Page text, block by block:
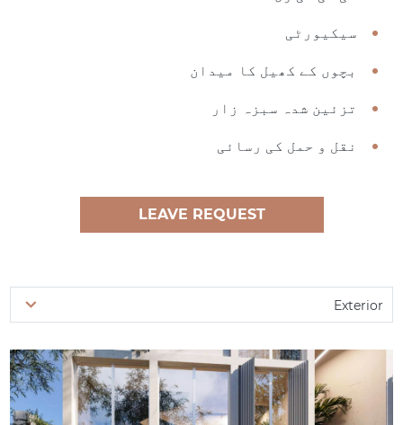
سیکیورٹی
بچوں کے کھیل کا میدان
تزئین شدہ سبزہ زار
نقل و حمل کی رسائی
LEAVE REQUEST
Exterior